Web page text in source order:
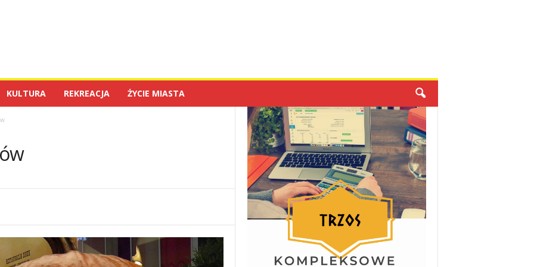
KULTURA REKREACJA ŻYCIE MIASTA